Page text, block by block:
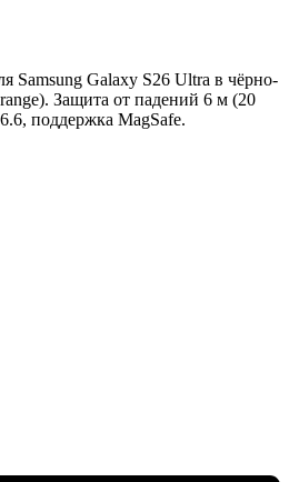
Samsung Galaxy S26 Ultra в чёрно-
Защита от падений 6 м (20
поддержка MagSafe.